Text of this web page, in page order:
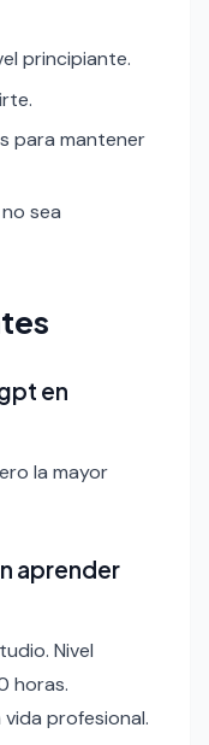
principiante.
para mantener
sea
en
la mayor
aprender
Nivel
horas.
profesional.